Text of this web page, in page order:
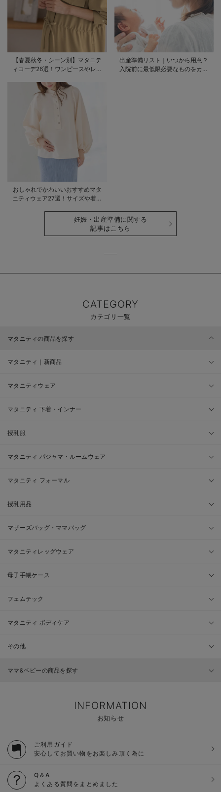
【春夏秋冬・シーン別】マタニテ
ィコーデ26選！ワンピースやレギ
出産準備リスト｜いつから用意？
入院前に最低限必要なものをカテ
おしゃれでかわいいおすすめマタ
ニティウェア27選！サイズや着る
妊娠・出産準備に関する
記事はこちら
CATEGORY
カテゴリ一覧
マタニティの商品を探す
マタニティ｜新商品
マタニティウェア
マタニティ 下着・インナー
授乳服
マタニティ パジャマ・ルームウェア
マタニティ フォーマル
授乳用品
マザーズバッグ・ママバッグ
マタニティレッグウェア
母子手帳ケース
フェムテック
マタニティ ボディケア
その他
ママ&ベビーの商品を探す
INFORMATION
お知らせ
ご利用ガイド
安心してお買い物をお楽しみ頂く為に
Q＆A
よくある質問をまとめました